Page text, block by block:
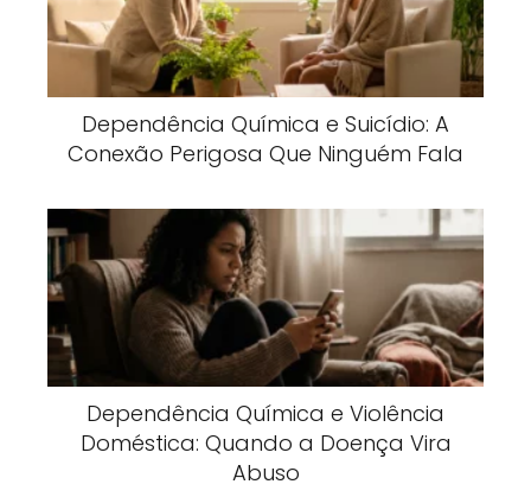
Dependência Química e Suicídio: A
Conexão Perigosa Que Ninguém Fala
Dependência Química e Violência
Doméstica: Quando a Doença Vira
Abuso